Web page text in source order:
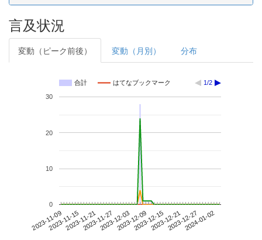
言及状況
変動（ピーク前後） 変動（月別） 分布
合計 はてなブックマーク 1/2
2023-11-092023-11-152023-11-212023-11-272023-12-032023-12-092023-12-152023-12-212023-12-272024-01-02
0
10
20
30